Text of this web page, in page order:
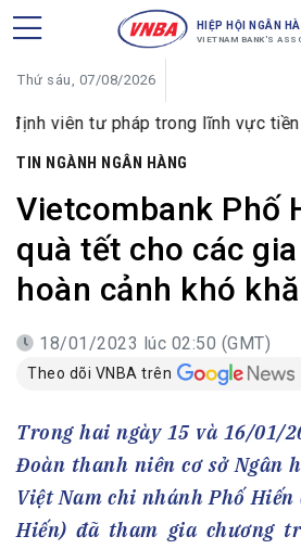
HIỆP HỘI NGÂN
VIETNAM BANK'S
Thứ sáu, 07/08/2026
pháp trong lĩnh vực tiền tệ và
TIN NGÀNH NGÂN HÀNG
Vietcombank Phố
quà tết cho các
hoàn cảnh khó
18/01/2023 lúc 02:50 (GMT)
Theo dõi VNBA trên
Trong hai ngày 15 và 16/01/
Đoàn thanh niên cơ sở Ngân
Việt Nam chi nhánh Phố
Hiến) đã tham gia chương